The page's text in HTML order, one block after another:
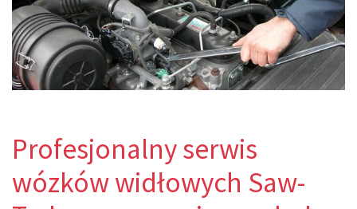
Profesjonalny serwis
wózków widłowych Saw-